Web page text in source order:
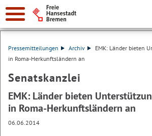
Suche:
Pressemitteilungen Archiv
EMK: Länder bieten
in Roma-Herkunftsländern an
Senatskanzlei
EMK: Länder bieten
in Roma-Herkunftsländern an
06.06.2014